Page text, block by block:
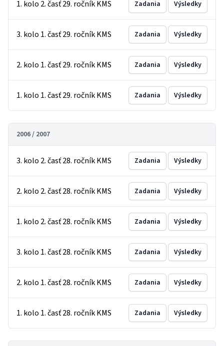
1. kolo 2. časť 29. ročník KMS Zadania Výsledky
3. kolo 1. časť 29. ročník KMS Zadania Výsledky
2. kolo 1. časť 29. ročník KMS Zadania Výsledky
1. kolo 1. časť 29. ročník KMS Zadania Výsledky
2006 / 2007
3. kolo 2. časť 28. ročník KMS Zadania Výsledky
2. kolo 2. časť 28. ročník KMS Zadania Výsledky
1. kolo 2. časť 28. ročník KMS Zadania Výsledky
3. kolo 1. časť 28. ročník KMS Zadania Výsledky
2. kolo 1. časť 28. ročník KMS Zadania Výsledky
1. kolo 1. časť 28. ročník KMS Zadania Výsledky